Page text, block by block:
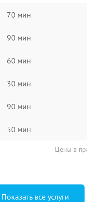
70 мин
90 мин
60 мин
30 мин
90 мин
50 мин
Цены в
Показать все услуги